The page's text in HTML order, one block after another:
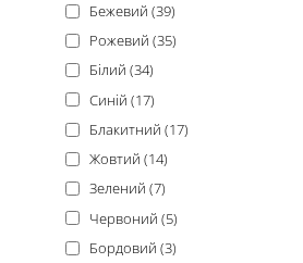
Бежевий (39)
Рожевий (35)
Білий (34)
Синій (17)
Блакитний (17)
Жовтий (14)
Зелений (7)
Червоний (5)
Бордовий (3)